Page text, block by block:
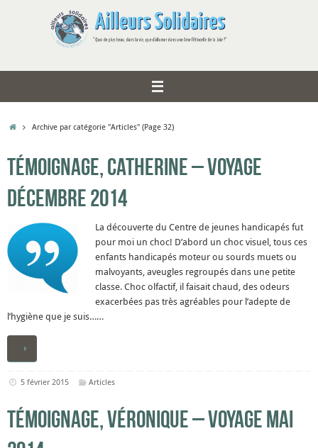
AccueilArchive par catégorie "Articles"(Page 32)
Témoignage, Catherine – Voyage
décembre 2014
La découverte du Centre de jeunes handicapés fut
pour moi un choc! D’abord un choc visuel, tous ces
enfants handicapés moteur ou sourds muets ou
malvoyants, aveugles regroupés dans une petite
classe. Choc olfactif, il faisait chaud, des odeurs
exacerbées pas très agréables pour l’adepte de
l’hygiène que je suis……
5 février 2015 Articles
Témoignage, Véronique – Voyage mai